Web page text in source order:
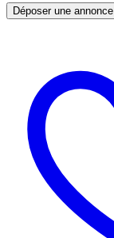
Déposer une annonce